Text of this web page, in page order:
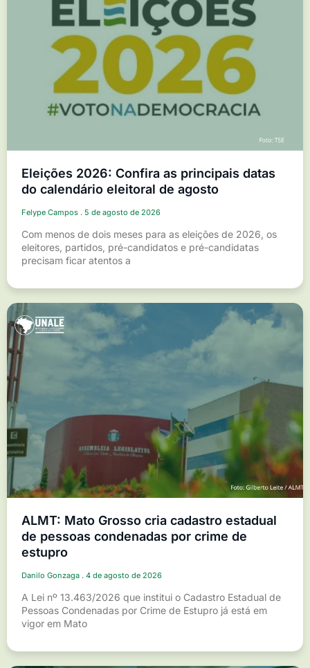
Eleições 2026: Confira as principais datas
do calendário eleitoral de agosto
Felype Campos 5 de agosto de 2026
Com menos de dois meses para as eleições de 2026, os
eleitores, partidos, pré-candidatos e pré-candidatas
precisam ficar atentos a
ALMT: Mato Grosso cria cadastro estadual
de pessoas condenadas por crime de
estupro
Danilo Gonzaga 4 de agosto de 2026
A Lei nº 13.463/2026 que institui o Cadastro Estadual de
Pessoas Condenadas por Crime de Estupro já está em
vigor em Mato